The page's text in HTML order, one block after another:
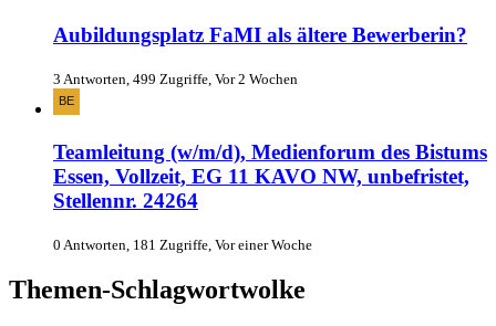
Aubildungsplatz FaMI als ältere Bewerberin?
3 Antworten, 499 Zugriffe, Vor 2 Wochen
Teamleitung (w/m/d), Medienforum des Bistums
Essen, Vollzeit, EG 11 KAVO NW, unbefristet,
Stellennr. 24264
0 Antworten, 181 Zugriffe, Vor einer Woche
Themen-Schlagwortwolke